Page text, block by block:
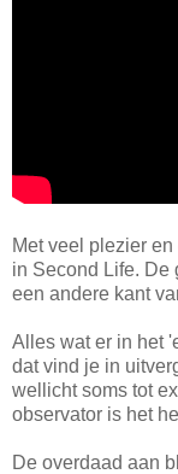
Met veel plezier
in Second Life. De
een andere kant
Alles wat er in het
dat vind je in
wellicht soms tot
observator is het
De overdaad aan